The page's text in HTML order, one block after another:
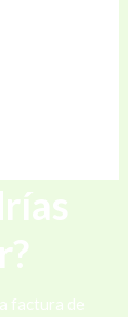
factura de